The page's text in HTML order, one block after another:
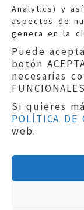
Analytics) y
aspectos de
genera en la
Puede
botón
necesarias
FUNCIONALES
Si quieres
POLÍTICA DE
web.Aviso
Copyright